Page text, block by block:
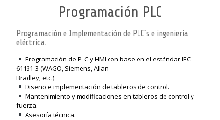
Programación PLC
Programación e Implementación de PLC´s e ingeniería
eléctrica.
Programación de PLC y HMI con base en el estándar IEC
61131-3 (WAGO, Siemens, Allan
Bradley, etc.)
Diseño e implementación de tableros de control.
Mantenimiento y modificaciones en tableros de control y
fuerza.
Asesoría técnica.